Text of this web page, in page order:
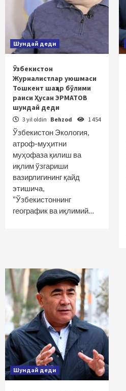
Шундай деди
Ўзбекистон
Журналистлар уюшмаси
Тошкент шаҳар бўлими
раиси Ҳусан ЭРМАТОВ
шундай деди
3 yil oldin Behzod 1 454
Ўзбекистон Экология,
атроф-муҳитни
муҳофаза қилиш ва
иқлим ўзгариши
вазирлигининг қайд
этишича,
“Ўзбекистоннинг
географик ва иқлимий…
Шундай деди